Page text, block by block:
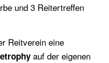
und 3 Reitertreffen
Reitverein eine
auf der eigenen